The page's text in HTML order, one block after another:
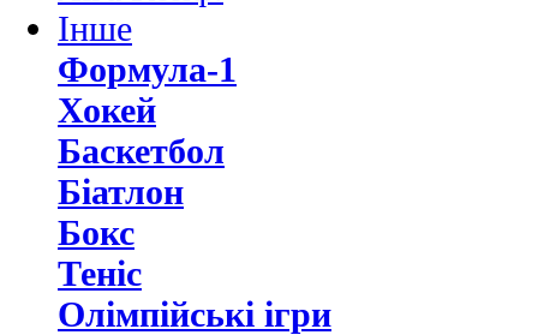
Інше
Формула-1
Хокей
Баскетбол
Біатлон
Бокс
Теніс
Олімпійські ігри